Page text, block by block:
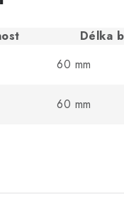
Délka
60 mm
60 mm